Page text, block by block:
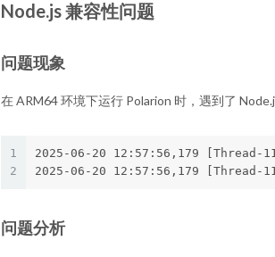
Node.js 兼容性问题
问题现象
在 ARM64 环境下运行 Polarion 时，遇到了
1
2
2025-06-20 12:57:56,179
Thread-
2025-06-20 12:57:56,179
Thread-
问题分析